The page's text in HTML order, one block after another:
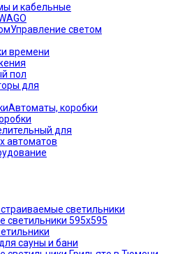
и кабельные
Управление светом
времени
пол
для
Автоматы, коробки
для
автоматов
светильники
светильники 595х595
сауны и бани